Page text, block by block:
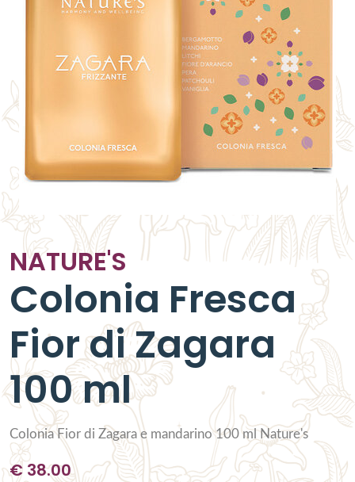
NATURE'S
Colonia Fresca
Fior di Zagara
100 ml
Colonia Fior di Zagara e mandarino 100 ml Nature's
€ 38.00